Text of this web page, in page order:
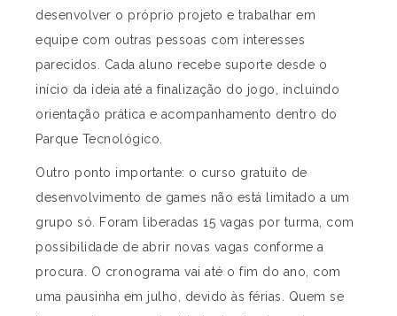
desenvolver o próprio projeto e trabalhar em
equipe com outras pessoas com interesses
parecidos. Cada aluno recebe suporte desde o
início da ideia até a finalização do jogo, incluindo
orientação prática e acompanhamento dentro do
Parque Tecnológico.
Outro ponto importante: o curso gratuito de
desenvolvimento de games não está limitado a um
grupo só. Foram liberadas 15 vagas por turma, com
possibilidade de abrir novas vagas conforme a
procura. O cronograma vai até o fim do ano, com
uma pausinha em julho, devido às férias. Quem se